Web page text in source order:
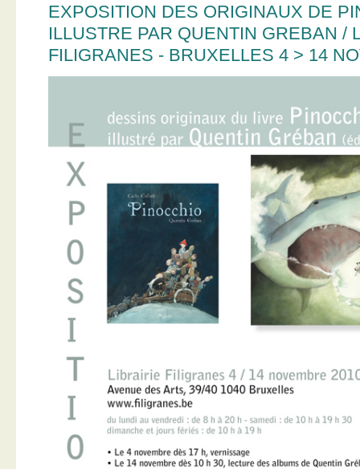
EXPOSITION DES ORIGINAUX DE
ILLUSTRE PAR QUENTIN GREBAN /
FILIGRANES - BRUXELLES 4 > 14